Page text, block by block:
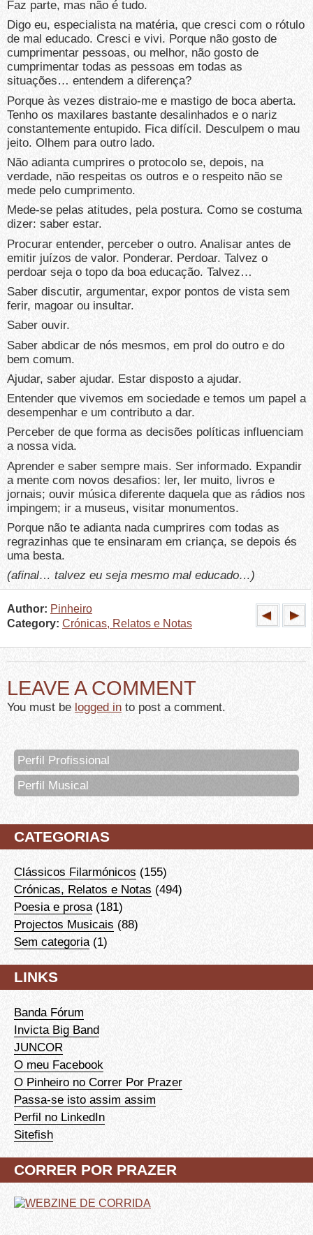
Faz parte, mas não é tudo.
Digo eu, especialista na matéria, que cresci com o rótulo
de mal educado. Cresci e vivi. Porque não gosto de
cumprimentar pessoas, ou melhor, não gosto de
cumprimentar todas as pessoas em todas as
situações… entendem a diferença?
Porque às vezes distraio-me e mastigo de boca aberta.
Tenho os maxilares bastante desalinhados e o nariz
constantemente entupido. Fica difícil. Desculpem o mau
jeito. Olhem para outro lado.
Não adianta cumprires o protocolo se, depois, na
verdade, não respeitas os outros e o respeito não se
mede pelo cumprimento.
Mede-se pelas atitudes, pela postura. Como se costuma
dizer: saber estar.
Procurar entender, perceber o outro. Analisar antes de
emitir juízos de valor. Ponderar. Perdoar. Talvez o
perdoar seja o topo da boa educação. Talvez…
Saber discutir, argumentar, expor pontos de vista sem
ferir, magoar ou insultar.
Saber ouvir.
Saber abdicar de nós mesmos, em prol do outro e do
bem comum.
Ajudar, saber ajudar. Estar disposto a ajudar.
Entender que vivemos em sociedade e temos um papel a
desempenhar e um contributo a dar.
Perceber de que forma as decisões políticas influenciam
a nossa vida.
Aprender e saber sempre mais. Ser informado. Expandir
a mente com novos desafios: ler, ler muito, livros e
jornais; ouvir música diferente daquela que as rádios nos
impingem; ir a museus, visitar monumentos.
Porque não te adianta nada cumprires com todas as
regrazinhas que te ensinaram em criança, se depois és
uma besta.
(afinal… talvez eu seja mesmo mal educado…)
Author: Pinheiro
Category: Crónicas, Relatos e Notas
LEAVE A COMMENT
You must be logged in to post a comment.
Perfil Profissional
Perfil Musical
CATEGORIAS
Clássicos Filarmónicos (155)
Crónicas, Relatos e Notas (494)
Poesia e prosa (181)
Projectos Musicais (88)
Sem categoria (1)
LINKS
Banda Fórum
Invicta Big Band
JUNCOR
O meu Facebook
O Pinheiro no Correr Por Prazer
Passa-se isto assim assim
Perfil no LinkedIn
Sitefish
CORRER POR PRAZER